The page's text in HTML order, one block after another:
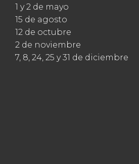
1 y 2 de mayo
15 de agosto
12 de octubre
2 de noviembre
7, 8, 24, 25 y 31 de diciembre